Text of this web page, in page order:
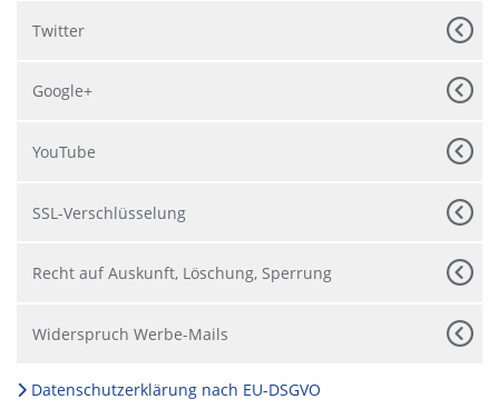
Twitter
Google+
YouTube
SSL-Verschlüsselung
Recht auf Auskunft, Löschung, Sperrung
Widerspruch Werbe-Mails
Datenschutzerklärung nach EU-DSGVO